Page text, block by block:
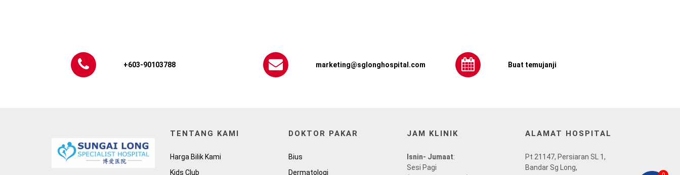
+603-90103788 marketing@sglonghospital.com Buat temujanji
TENTANG KAMI
Harga Bilik Kami
Kids Club
DOKTOR PAKAR
Bius
Dermatologi
JAM KLINIK
Isnin- Jumaat:
Sesi Pagi
ALAMAT HOSPITAL
Pt 21147, Persiaran SL 1,
Bandar Sg Long,